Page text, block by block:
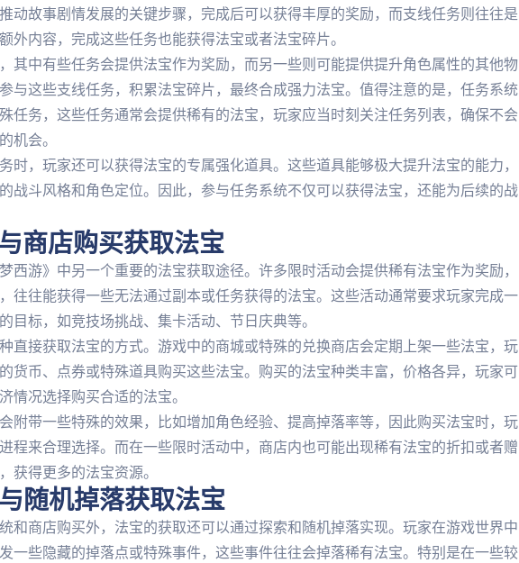
动故事剧情发展的关键步骤，完成后可以获得丰厚的奖励，而支线任务则往往是
外内容，完成这些任务也能获得法宝或者法宝碎片。
其中有些任务会提供法宝作为奖励，而另一些则可能提供提升角色属性的其他物
与这些支线任务，积累法宝碎片，最终合成强力法宝。值得注意的是，任务系统
任务，这些任务通常会提供稀有的法宝，玩家应当时刻关注任务列表，确保不会
机会。
时，玩家还可以获得法宝的专属强化道具。这些道具能够极大提升法宝的能力，
战斗风格和角色定位。因此，参与任务系统不仅可以获得法宝，还能为后续的战
商店购买获取法宝
西游》中另一个重要的法宝获取途径。许多限时活动会提供稀有法宝作为奖励，
往往能获得一些无法通过副本或任务获得的法宝。这些活动通常要求玩家完成一
目标，如竞技场挑战、集卡活动、节日庆典等。
直接获取法宝的方式。游戏中的商城或特殊的兑换商店会定期上架一些法宝，玩
货币、点券或特殊道具购买这些法宝。购买的法宝种类丰富，价格各异，玩家可
情况选择购买合适的法宝。
附带一些特殊的效果，比如增加角色经验、提高掉落率等，因此购买法宝时，玩
程来合理选择。而在一些限时活动中，商店内也可能出现稀有法宝的折扣或者赠
获得更多的法宝资源。
随机掉落获取法宝
和商店购买外，法宝的获取还可以通过探索和随机掉落实现。玩家在游戏世界中
一些隐藏的掉落点或特殊事件，这些事件往往会掉落稀有法宝。特别是在一些较